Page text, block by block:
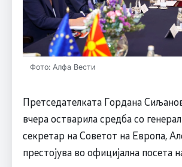
Фото: Алфа Вести
Претседателката Гордана
вчера остварила средба со
секретар на Советот на Европа,
престојува во официјална посета